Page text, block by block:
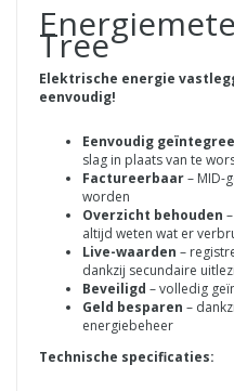
Tree
Elektrische energie
eenvoudig!
Eenvoudig
slag in plaats van te
Factureerbaar– MID-
worden
Overzicht behouden
altijd weten wat er
Live-waarden –
dankzij secundaire
Beveiligd – volledig
Geld besparen –
energiebeheer
Technische specificaties: